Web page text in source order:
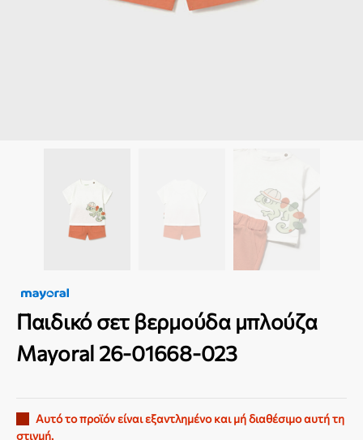
Παιδικό σετ βερμούδα μπλούζα
Mayoral 26-01668-023
Αυτό το προϊόν είναι εξαντλημένο και μή διαθέσιμο αυτή τη
στιγμή.